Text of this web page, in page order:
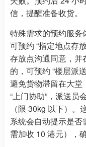
信，提醒准备收货。
特殊需求的预约服务
可预约 “指定地点存
存放点沟通同意，
的，可预约 “楼层派
避免货物滞留在大堂
“上门协助”，派送员
（限 30kg 以下）。
系统会自动提示是
需加收 10 港元），